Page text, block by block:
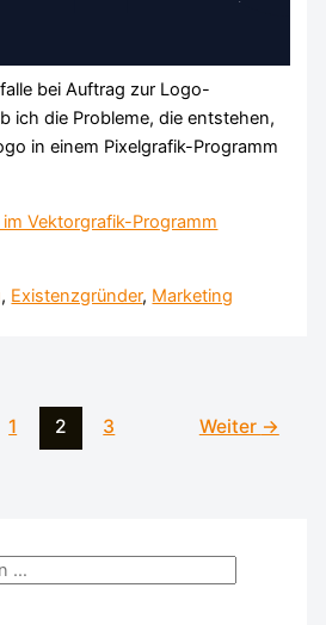
bei Auftrag zur Logo-
ich die Probleme, die entstehen,
in einem Pixelgrafik-Programm
Vektorgrafik-Programm
, Existenzgründer, Marketing
1 2 3 Weiter →